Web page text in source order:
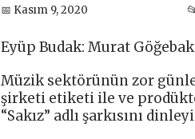
📅 Kasım 9, 2020
Eyüp Budak: Murat
Müzik sektörünün zor
şirketi etiketi ile ve
“Sakız” adlı şarkısını